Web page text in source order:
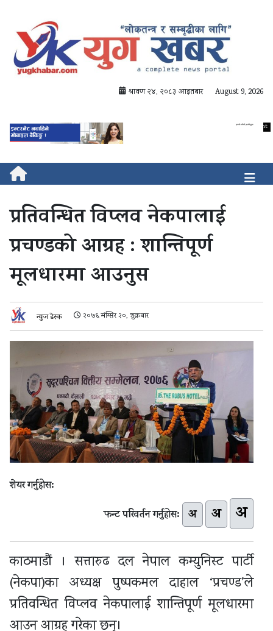
श्रावण २४, २०८३ आइतबार August 9, 2026
प्रतिवन्धित विप्लव नेकपालाई
प्रचण्डको आग्रह : शान्तिपूर्ण
मूलधारमा आउनुस
न्युज डेस्क २०७६ मंग्सिर २०, शुक्रबार
शेयर गर्नुहोस:
फन्ट परिवर्तन गर्नुहोस: अ अ अ
काठमाडौं । सत्तारुढ दल नेपाल कम्युनिस्ट पार्टी
(नेकपा)का अध्यक्ष पुष्पकमल दाहाल ‘प्रचण्ड’ले
प्रतिवन्धित विप्लव नेकपालाई शान्तिपूर्ण मूलधारमा
आउन आग्रह गरेका छन्।